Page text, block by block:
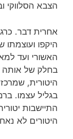
הצבא הסלווקי
אחרית דבר.
היקפו ועוצמתו
האשורי ועד
בחלק של
היטורית,
בגליל עצמו.
התיישבות
היטורים לא